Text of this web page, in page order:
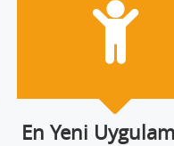
En Yeni